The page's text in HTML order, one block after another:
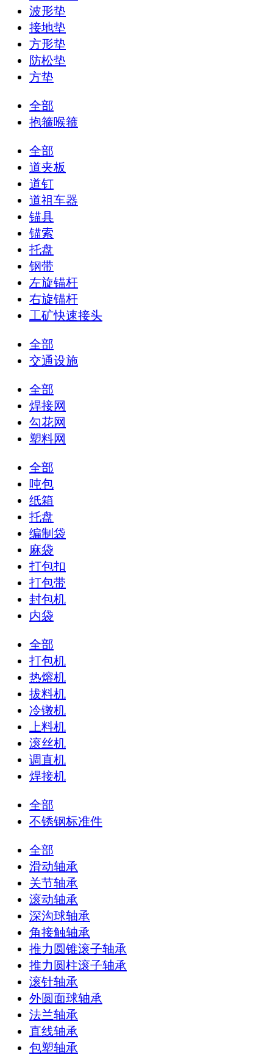
波形垫
接地垫
方形垫
防松垫
方垫
全部
抱箍喉箍
全部
道夹板
道钉
道祖车器
锚具
锚索
托盘
钢带
左旋锚杆
右旋锚杆
工矿快速接头
全部
交通设施
全部
焊接网
勾花网
塑料网
全部
吨包
纸箱
托盘
编制袋
麻袋
打包扣
打包带
封包机
内袋
全部
打包机
热熔机
拔料机
冷镦机
上料机
滚丝机
调直机
焊接机
全部
不锈钢标准件
全部
滑动轴承
关节轴承
滚动轴承
深沟球轴承
角接触轴承
推力圆锥滚子轴承
推力圆柱滚子轴承
滚针轴承
外圆面球轴承
法兰轴承
直线轴承
包塑轴承